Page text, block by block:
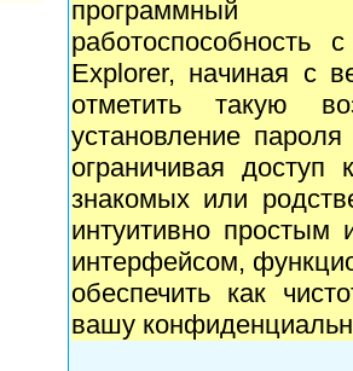
программный
работоспособность
Explorer, начиная с
отметить такую
установление
ограничивая доступ
знакомых или
интуитивно простым
интерфейсом,
обеспечить как
вашу